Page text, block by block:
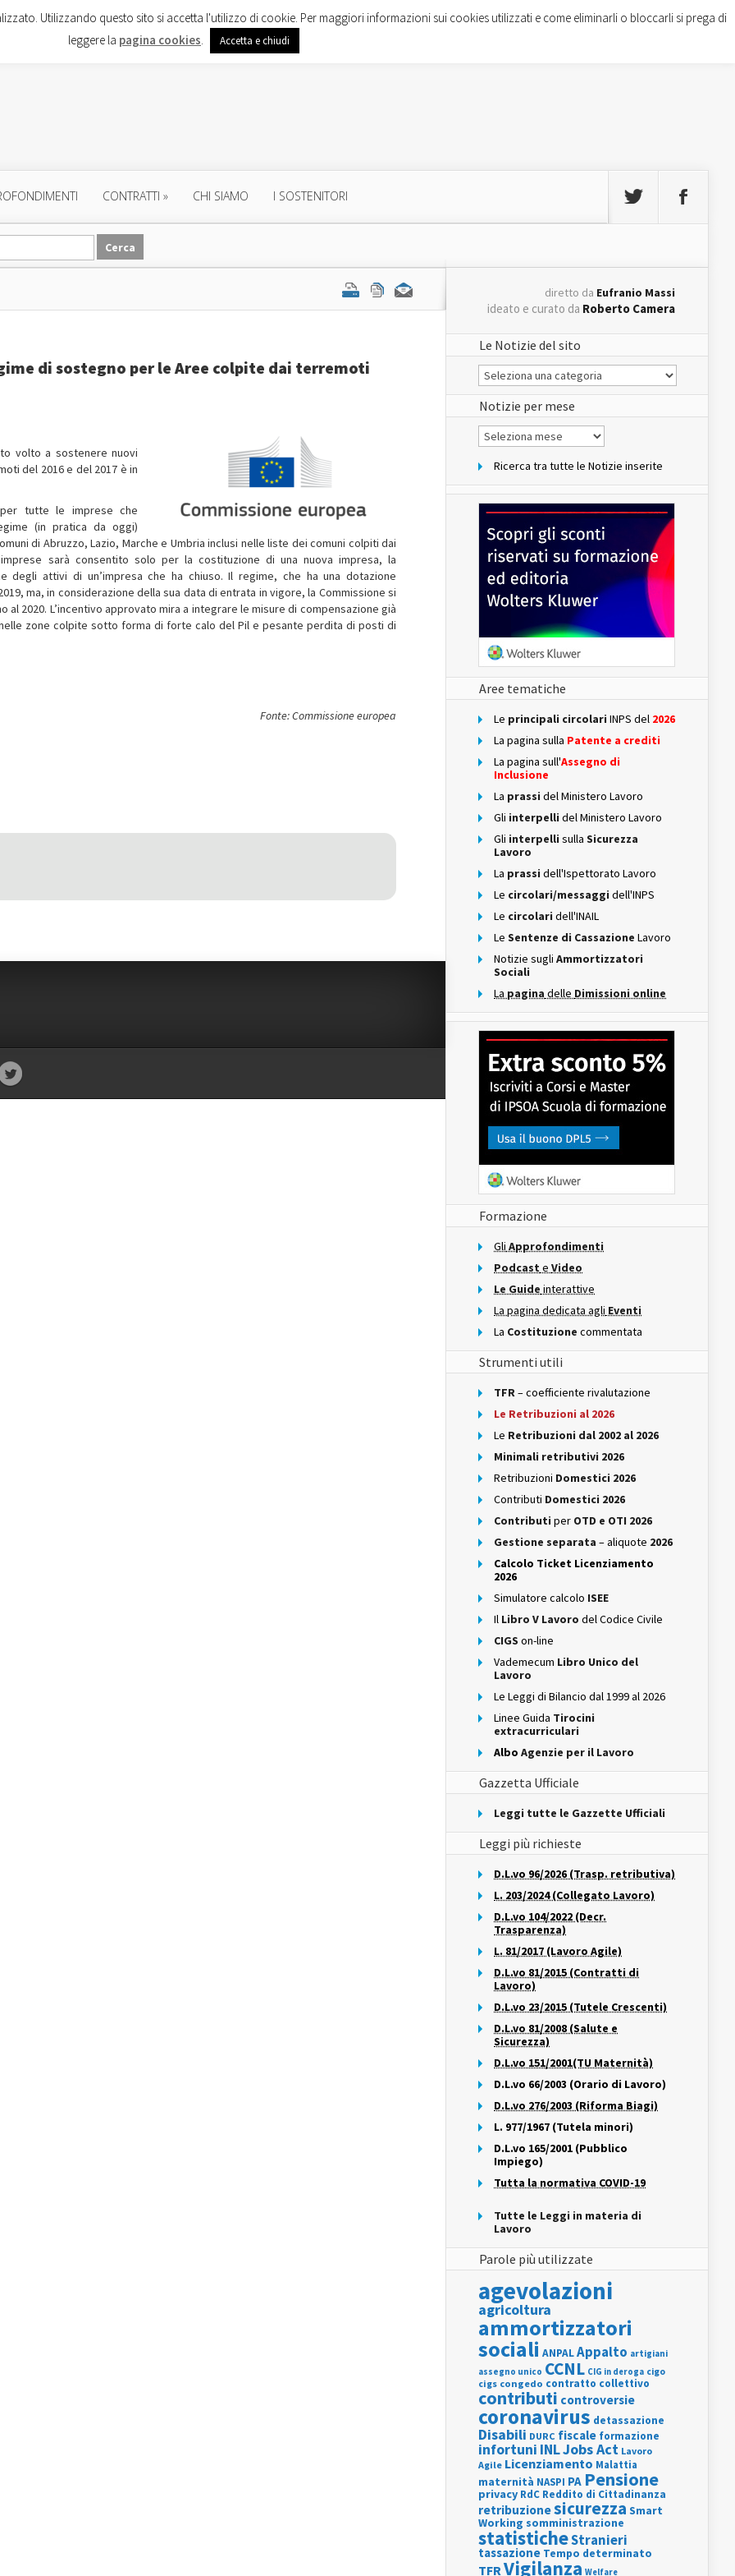
CONTRATTI » CHI SIAMO I SOSTENITORI
di sostegno per le Aree colpite dai terremoti
volto a sostenere nuovi
del 2016 e del 2017 è in
per tutte le imprese che
(in pratica da oggi)
di Abruzzo, Lazio, Marche e Umbria inclusi nelle liste dei comuni colpiti dai
sarà consentito solo per la costituzione di una nuova impresa, la
degli attivi di un’impresa che ha chiuso. Il regime, che ha una dotazione
ma, in considerazione della sua data di entrata in vigore, la Commissione si
2020. L’incentivo approvato mira a integrare le misure di compensazione già
zone colpite sotto forma di forte calo del Pil e pesante perdita di posti di
Fonte: Commissione europea
diretto da Eufranio Massi
ideato e curato da Roberto Camera
Le Notizie del sito
Le
Notizie
del
sito
Notizie per mese
Notizie
per
Ricerca tra tutte le Notizie inserite
Aree tematiche
Le principali circolari INPS del 2026
La pagina sulla Patente a crediti
La pagina sull'Assegno di
Inclusione
La prassi del Ministero Lavoro
Gli interpelli del Ministero Lavoro
Gli interpelli sulla Sicurezza
Lavoro
La prassi dell'Ispettorato Lavoro
Le circolari/messaggi dell'INPS
Le circolari dell'INAIL
Le Sentenze di Cassazione Lavoro
Notizie sugli Ammortizzatori
Sociali
La pagina delle Dimissioni online
Formazione
Gli Approfondimenti
Podcast e Video
Le Guide interattive
La pagina dedicata agli Eventi
La Costituzione commentata
Strumenti utili
TFR– coefficiente rivalutazione
Le Retribuzioni al 2026
Le Retribuzioni dal 2002 al 2026
Minimali retributivi 2026
Retribuzioni Domestici 2026
Contributi Domestici 2026
Contributi per OTD e OTI 2026
Gestione separata – aliquote 2026
Calcolo Ticket Licenziamento
2026
Simulatore calcolo ISEE
Il Libro V Lavoro del Codice Civile
CIGS on-line
Vademecum Libro Unico del
Lavoro
Le Leggi di Bilancio dal 1999 al 2026
Linee Guida Tirocini
extracurriculari
Albo Agenzie per il Lavoro
Gazzetta Ufficiale
Leggi tutte le Gazzette Ufficiali
Leggi più richieste
D.L.vo 96/2026 (Trasp. retributiva)
L. 203/2024 (Collegato Lavoro)
D.L.vo 104/2022 (Decr.
Trasparenza)
L. 81/2017 (Lavoro Agile)
D.L.vo 81/2015 (Contratti di
Lavoro)
D.L.vo 23/2015 (Tutele Crescenti)
D.L.vo 81/2008 (Salute e
Sicurezza)
D.L.vo 151/2001(TU Maternità)
D.L.vo 66/2003 (Orario di Lavoro)
D.L.vo 276/2003 (Riforma Biagi)
L. 977/1967 (Tutela minori)
D.L.vo 165/2001 (Pubblico
Impiego)
Tutta la normativa COVID-19
Tutte le Leggi in materia di
Lavoro
Parole più utilizzate
agevolazioni
agricoltura
ammortizzatori
sociali ANPALAppalto artigiani
assegno unico CCNL CIG in deroga cigo
cigs congedo contratto collettivo
contributi controversie
coronavirus detassazione
Disabili DURC fiscale formazione
infortuni INLJobs Act Lavoro
Agile Licenziamento Malattia
maternità NASPI PA Pensione
privacy RdC Reddito di Cittadinanza
retribuzionesicurezza Smart
Working somministrazione
statisticheStranieri
tassazione Tempo determinato
TFRVigilanza Welfare
Utilizzando questo sito si accetta l'utilizzo di cookie. Per maggiori informazioni sui cookies utilizzati e come eliminarli o bloccarli si prega di
leggere la pagina cookies. Accetta e chiudi